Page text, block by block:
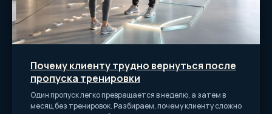
Почему клиенту трудно вернуться после
пропуска тренировки
Один пропуск легко превращается в неделю, а затем в
месяц без тренировок. Разбираем, почему клиенту сложно
на все ваши вопросы
+7